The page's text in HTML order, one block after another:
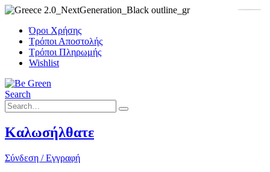
Όροι Χρήσης
Τρόποι Αποστολής
Τρόποι Πληρωμής
Wishlist
Search
Καλωσήλθατε
Σύνδεση / Εγγραφή